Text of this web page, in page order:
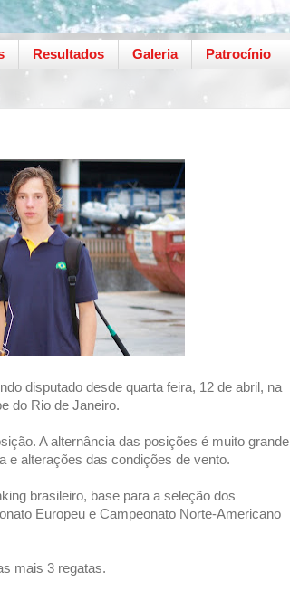
Resultados Galeria Patrocínio
disputado desde quarta feira, 12 de abril, na
do Rio de Janeiro.
A alternância das posições é muito grande
e alterações das condições de vento.
brasileiro, base para a seleção dos
Europeu e Campeonato Norte-Americano
mais 3 regatas.